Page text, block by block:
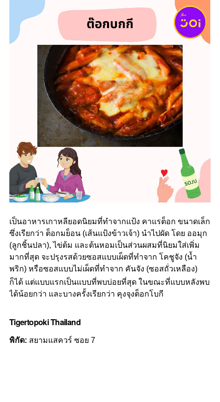
เป็นอาหารเกาหลียอดนิยมที่ทำจากแป้ง คาแรต็อก ขนาดเล็ก
ซึ่งเรียกว่า ต็อกมย็อน (เส้นแป้งข้าวเจ้า) นำไปผัด โดย ออมุก
(ลูกชิ้นปลา), ไข่ต้ม และต้นหอมเป็นส่วนผสมที่นิยมใส่เพิ่ม
มากที่สุด จะปรุงรสด้วยซอสแบบเผ็ดที่ทำจาก โคชูจัง (น้ำ
พริก) หรือซอสแบบไม่เผ็ดที่ทำจาก คันจัง (ซอสถั่วเหลือง)
ก็ได้ แต่แบบแรกเป็นแบบที่พบบ่อยที่สุด ในขณะที่แบบหลังพบ
ได้น้อยกว่า และบางครั้งเรียกว่า คุงจุงต็อกโบกี
Tigertopoki Thailand
พิกัด: สยามแสควร์ ซอย 7